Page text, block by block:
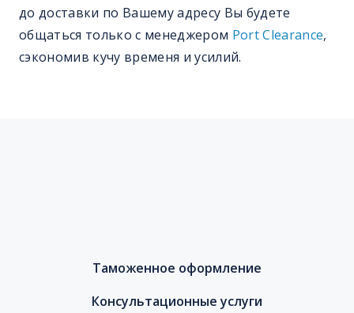
до доставки по Вашему адресу Вы будете
общаться только с менеджером Port Clearance,
сэкономив кучу временя и усилий.
Таможенное оформление
Консультационные услуги